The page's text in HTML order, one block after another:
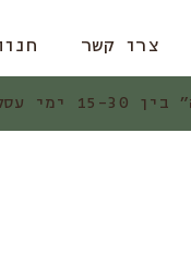
צרו קשר
עסקים.